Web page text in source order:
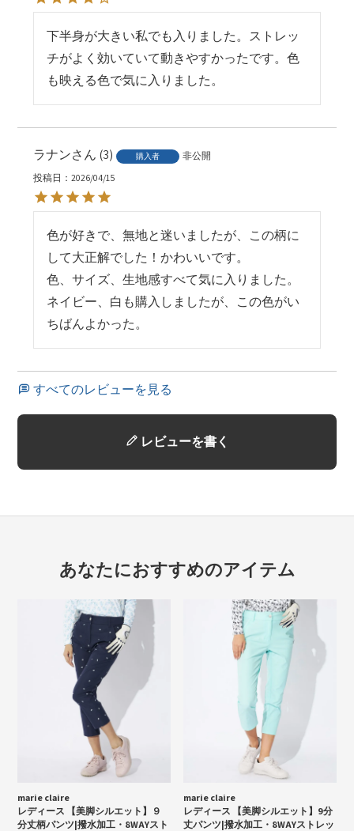
下半身が大きい私でも入りました。ストレッ
チがよく効いていて動きやすかったです。色
も映える色で気に入りました。
ラナン 3 購入者
非公開
投稿日
2026/04/15
色が好きで、無地と迷いましたが、この柄に
して大正解でした！かわいいです。
色、サイズ、生地感すべて気に入りました。
ネイビー、白も購入しましたが、この色がい
ちばんよかった。
すべてのレビューを見る
レビューを書く
あなたにおすすめのアイテム
marie claire
レディース 【美脚シルエット】９
分丈柄パンツ|撥水加工・8WAYスト
marie claire
レディース 【美脚シルエット】9分
丈パンツ|撥水加工・8WAYストレッ